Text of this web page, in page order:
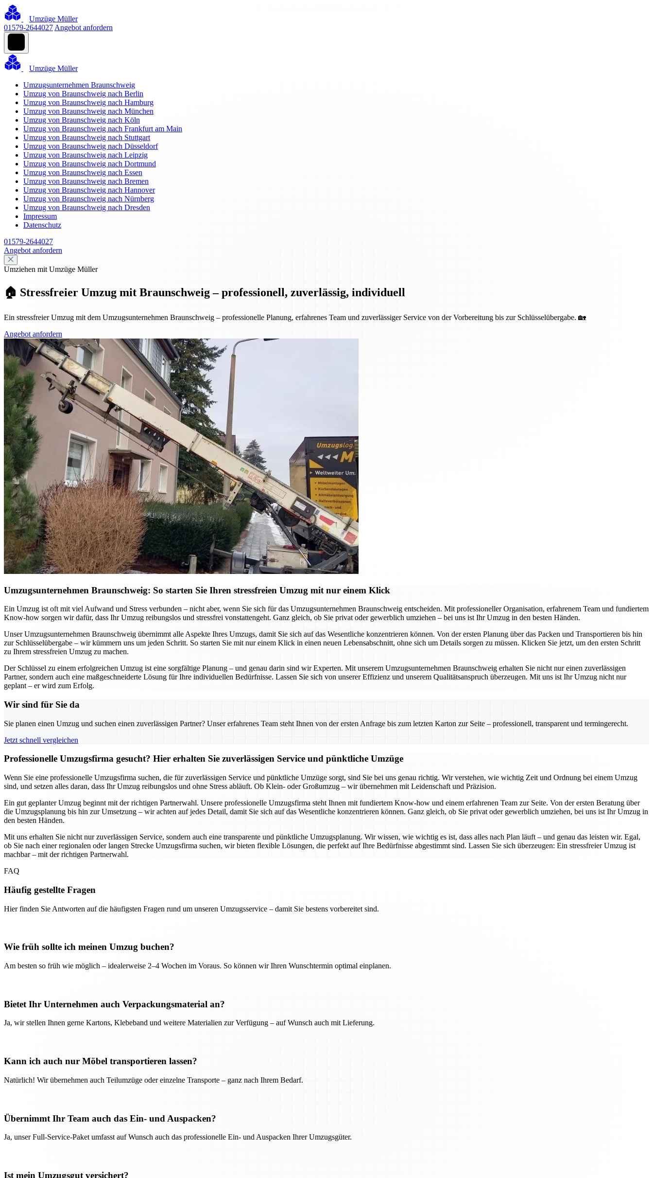
Umzüge Müller
01579-2644027 Angebot anfordern
Umzüge Müller
Umzugsunternehmen Braunschweig
Umzug von Braunschweig nach Berlin
Umzug von Braunschweig nach Hamburg
Umzug von Braunschweig nach München
Umzug von Braunschweig nach Köln
Umzug von Braunschweig nach Frankfurt am Main
Umzug von Braunschweig nach Stuttgart
Umzug von Braunschweig nach Düsseldorf
Umzug von Braunschweig nach Leipzig
Umzug von Braunschweig nach Dortmund
Umzug von Braunschweig nach Essen
Umzug von Braunschweig nach Bremen
Umzug von Braunschweig nach Hannover
Umzug von Braunschweig nach Nürnberg
Umzug von Braunschweig nach Dresden
Impressum
Datenschutz
01579-2644027
Angebot anfordern
Umziehen mit Umzüge Müller
🏠 Stressfreier Umzug mit Braunschweig – professionell, zuverlässig, individuell
Ein stressfreier Umzug mit dem Umzugsunternehmen Braunschweig – professionelle Planung, erfahrenes Team und zuverlässiger Service von der Vorbereitung bis zur Schlüsselübergabe. 🏡
Angebot anfordern
Umzugsunternehmen Braunschweig: So starten Sie Ihren stressfreien Umzug mit nur einem Klick
Ein Umzug ist oft mit viel Aufwand und Stress verbunden – nicht aber, wenn Sie sich für das Umzugsunternehmen Braunschweig entscheiden. Mit professioneller Organisation, erfahrenem Team und fundiertem
Know-how sorgen wir dafür, dass Ihr Umzug reibungslos und stressfrei vonstattengeht. Ganz gleich, ob Sie privat oder gewerblich umziehen – bei uns ist Ihr Umzug in den besten Händen.
Unser Umzugsunternehmen Braunschweig übernimmt alle Aspekte Ihres Umzugs, damit Sie sich auf das Wesentliche konzentrieren können. Von der ersten Planung über das Packen und Transportieren bis hin
zur Schlüsselübergabe – wir kümmern uns um jeden Schritt. So starten Sie mit nur einem Klick in einen neuen Lebensabschnitt, ohne sich um Details sorgen zu müssen. Klicken Sie jetzt, um den ersten Schritt
zu Ihrem stressfreien Umzug zu machen.
Der Schlüssel zu einem erfolgreichen Umzug ist eine sorgfältige Planung – und genau darin sind wir Experten. Mit unserem Umzugsunternehmen Braunschweig erhalten Sie nicht nur einen zuverlässigen
Partner, sondern auch eine maßgeschneiderte Lösung für Ihre individuellen Bedürfnisse. Lassen Sie sich von unserer Effizienz und unserem Qualitätsanspruch überzeugen. Mit uns ist Ihr Umzug nicht nur
geplant – er wird zum Erfolg.
Wir sind für Sie da
Sie planen einen Umzug und suchen einen zuverlässigen Partner? Unser erfahrenes Team steht Ihnen von der ersten Anfrage bis zum letzten Karton zur Seite – professionell, transparent und termingerecht.
Jetzt schnell vergleichen
Professionelle Umzugsfirma gesucht? Hier erhalten Sie zuverlässigen Service und pünktliche Umzüge
Wenn Sie eine professionelle Umzugsfirma suchen, die für zuverlässigen Service und pünktliche Umzüge sorgt, sind Sie bei uns genau richtig. Wir verstehen, wie wichtig Zeit und Ordnung bei einem Umzug
sind, und setzen alles daran, dass Ihr Umzug reibungslos und ohne Stress abläuft. Ob Klein- oder Großumzug – wir übernehmen mit Leidenschaft und Präzision.
Ein gut geplanter Umzug beginnt mit der richtigen Partnerwahl. Unsere professionelle Umzugsfirma steht Ihnen mit fundiertem Know-how und einem erfahrenen Team zur Seite. Von der ersten Beratung über
die Umzugsplanung bis hin zur Umsetzung – wir achten auf jedes Detail, damit Sie sich auf das Wesentliche konzentrieren können. Ganz gleich, ob Sie privat oder gewerblich umziehen, bei uns ist Ihr Umzug in
den besten Händen.
Mit uns erhalten Sie nicht nur zuverlässigen Service, sondern auch eine transparente und pünktliche Umzugsplanung. Wir wissen, wie wichtig es ist, dass alles nach Plan läuft – und genau das leisten wir. Egal,
ob Sie nach einer regionalen oder langen Strecke Umzugsfirma suchen, wir bieten flexible Lösungen, die perfekt auf Ihre Bedürfnisse abgestimmt sind. Lassen Sie sich überzeugen: Ein stressfreier Umzug ist
machbar – mit der richtigen Partnerwahl.
FAQ
Häufig gestellte Fragen
Hier finden Sie Antworten auf die häufigsten Fragen rund um unseren Umzugsservice – damit Sie bestens vorbereitet sind.
Wie früh sollte ich meinen Umzug buchen?
Am besten so früh wie möglich – idealerweise 2–4 Wochen im Voraus. So können wir Ihren Wunschtermin optimal einplanen.
Bietet Ihr Unternehmen auch Verpackungsmaterial an?
Ja, wir stellen Ihnen gerne Kartons, Klebeband und weitere Materialien zur Verfügung – auf Wunsch auch mit Lieferung.
Kann ich auch nur Möbel transportieren lassen?
Natürlich! Wir übernehmen auch Teilumzüge oder einzelne Transporte – ganz nach Ihrem Bedarf.
Übernimmt Ihr Team auch das Ein- und Auspacken?
Ja, unser Full-Service-Paket umfasst auf Wunsch auch das professionelle Ein- und Auspacken Ihrer Umzugsgüter.
Ist mein Umzugsgut versichert?